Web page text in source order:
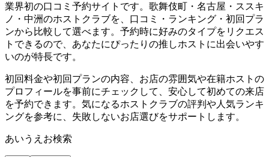
業界初の口コミ予約サイトです。歌舞伎町・名古屋・ススキ
ノ・中洲のホストクラブを、口コミ・ランキング・初回プラ
ンから比較して選べます。予約時に好みのタイプをリクエス
トできるので、あなたにぴったりの推しホストに出会いやす
いのが特長です。
初回料金や初回プランの内容、お店の雰囲気や在籍ホストの
プロフィールを事前にチェックして、安心して初めての来店
を予約できます。気になるホストクラブの評判や人気ランキ
ングを参考に、失敗しないお店選びをサポートします。
あいうえお検索